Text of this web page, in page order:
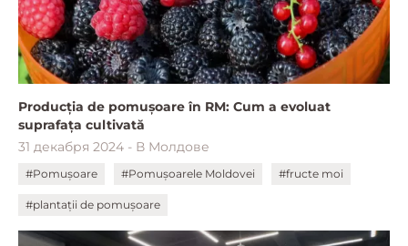
Producția de pomușoare în RM: Cum a evoluat
suprafața cultivată
31 декабря 2024 - В Молдове
#Pomușoare #Pomușoarele Moldovei #fructe moi
#plantații de pomușoare